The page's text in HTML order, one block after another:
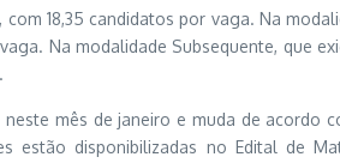
18,35 candidatos por vaga. Na
Na modalidade Subsequente, que
mês de janeiro e muda de acordo
estão disponibilizadas no Edital de